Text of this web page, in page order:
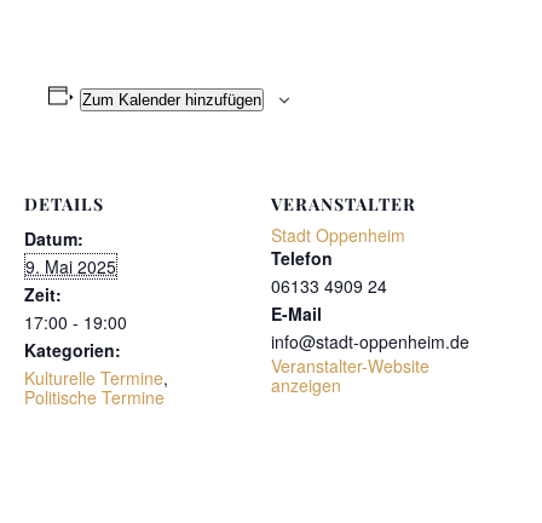
Zum Kalender hinzufügen
DETAILS
Datum:
9. Mai 2025
Zeit:
17:00 - 19:00
Kategorien:
Kulturelle Termine,
Politische Termine
VERANSTALTER
Stadt Oppenheim
Telefon
06133 4909 24
E-Mail
info@stadt-oppenheim.de
Veranstalter-Website
anzeigen